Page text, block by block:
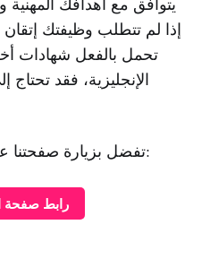
إذا لم تتطلب وظيفتك إتقان
تحمل بالفعل شهادات
الإنجليزية، فقد
تفضل بزيارة صفحتنا على فيسبوك لمعرفة المزيد:
رابط صفحة